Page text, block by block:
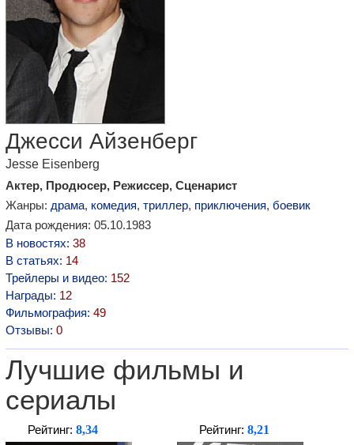
Джесси Айзенберг
Jesse Eisenberg
Актер, Продюсер, Режиссер, Сценарист
Жанры: драма, комедия, триллер, приключения, боевик
Дата рождения: 05.10.1983
В новостях: 38
В статьях: 14
Трейлеры и видео: 152
Награды: 12
Фильмография: 49
Отзывы: 0
Лучшие фильмы и
сериалы
Рейтинг: 8,34 Рейтинг: 8,21